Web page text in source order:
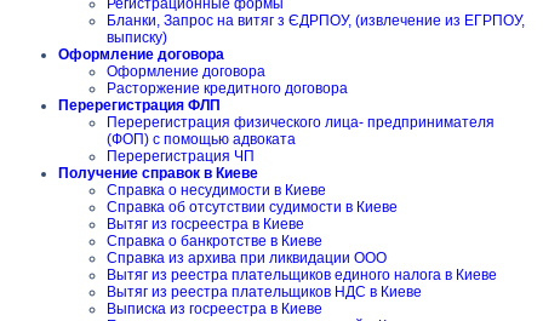
Регистрационные формы
Бланки, Запрос на витяг з ЄДРПОУ, (извлечение из ЕГРПОУ,
выписку)
Оформление договора
Оформление договора
Расторжение кредитного договора
Перерегистрация ФЛП
Перерегистрация физического лица- предпринимателя
(ФОП) с помощью адвоката
Перерегистрация ЧП
Получение справок в Киеве
Справка о несудимости в Киеве
Справка об отсутствии судимости в Киеве
Вытяг из госреестра в Киеве
Справка о банкротстве в Киеве
Справка из архива при ликвидации ООО
Вытяг из реестра плательщиков единого налога в Киеве
Вытяг из реестра плательщиков НДС в Киеве
Выписка из госреестра в Киеве